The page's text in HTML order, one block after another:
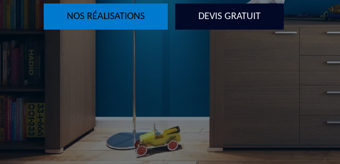
NOS RÉALISATIONS DEVIS GRATUIT